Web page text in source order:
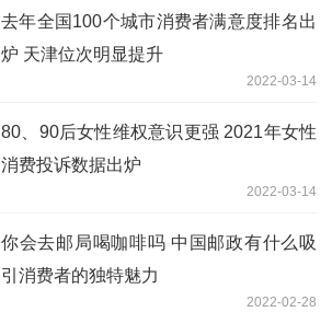
去年全国100个城市消费者满意度排名出
炉 天津位次明显提升
2022-03-14
80、90后女性维权意识更强 2021年女性
消费投诉数据出炉
2022-03-14
你会去邮局喝咖啡吗 中国邮政有什么吸
引消费者的独特魅力
2022-02-28